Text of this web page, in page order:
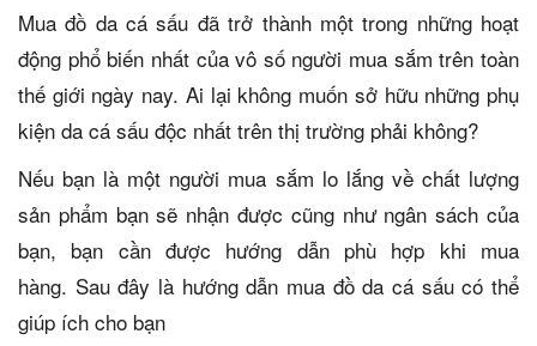
Mua đồ da cá sấu đã trở thành một trong những hoạt
động phổ biến nhất của vô số người mua sắm trên toàn
thế giới ngày nay. Ai lại không muốn sở hữu những phụ
kiện da cá sấu độc nhất trên thị trường phải không?
Nếu bạn là một người mua sắm lo lắng về chất lượng
sản phẩm bạn sẽ nhận được cũng như ngân sách của
bạn, bạn cần được hướng dẫn phù hợp khi mua
hàng. Sau đây là hướng dẫn mua đồ da cá sấu có thể
giúp ích cho bạn